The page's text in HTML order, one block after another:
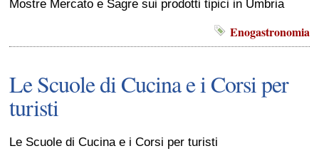
Mostre Mercato e Sagre sui prodotti tipici in Umbria
Enogastronomia
Le Scuole di Cucina e i Corsi per
turisti
Le Scuole di Cucina e i Corsi per turisti